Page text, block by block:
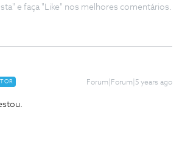
e faça "Like" nos melhores comentários.
Forum|Forum|5 years ago